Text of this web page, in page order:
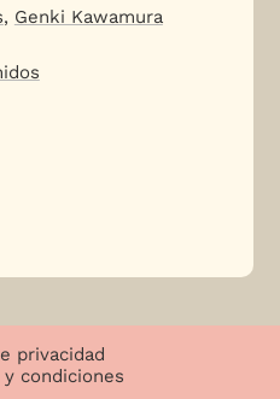
, Genki Kawamura
privacidad
y condiciones